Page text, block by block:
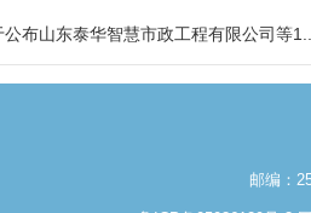
公布山东泰华智慧市政工程有限公司等
邮编：